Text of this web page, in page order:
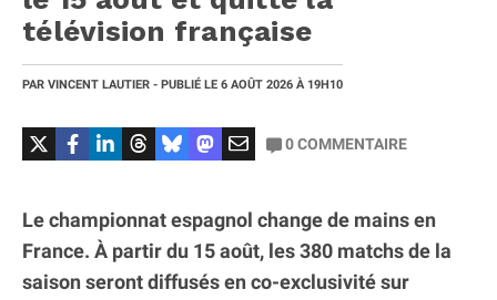
télévision française
PAR VINCENT LAUTIER - PUBLIÉ LE 6 AOÛT 2026 À 19H10
0COMMENTAIRE
Le championnat espagnol change de mains en
France. À partir du 15 août, les 380 matchs de la
saison seront diffusés en co-exclusivité sur